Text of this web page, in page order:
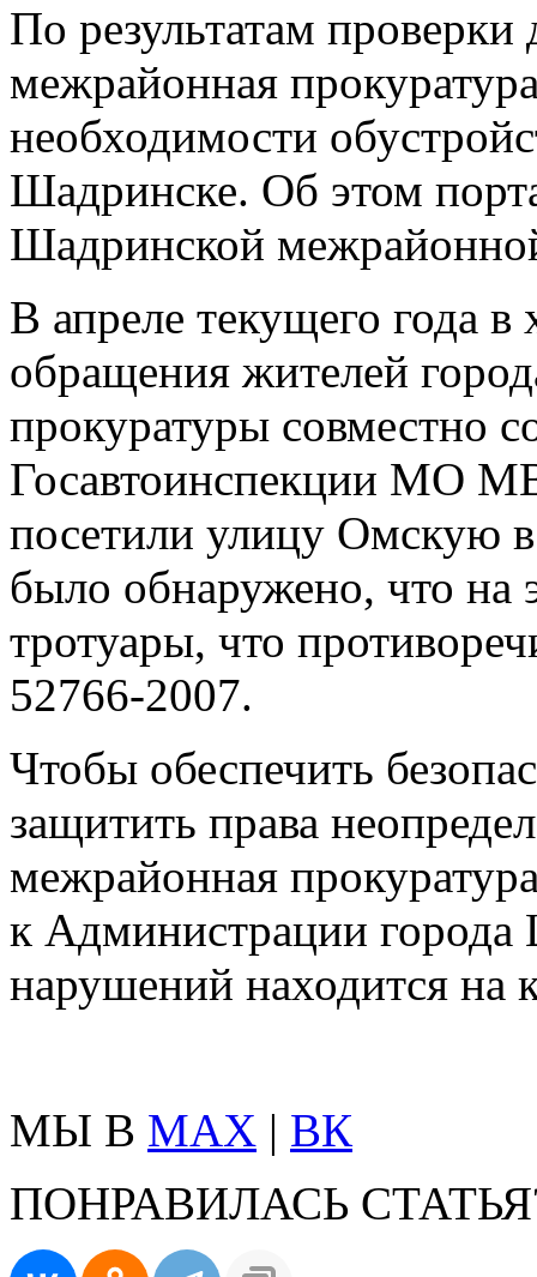
По результатам
межрайонная
необходимости
Шадринске. Об этом
Шадринской
В апреле текущего года в
обращения жителей
прокуратуры совместно
Госавтоинспекции МО
посетили улицу Омскую
было обнаружено, что на
тротуары, что
52766-2007.
Чтобы обеспечить
защитить права
межрайонная
к Администрации города
нарушений находится на
МЫ В MAX | ВК
ПОНРАВИЛАСЬ